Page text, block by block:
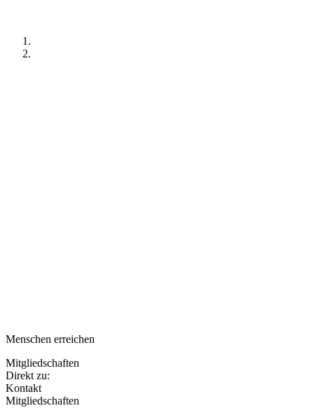
Menschen erreichen
Mitgliedschaften
Direkt zu:
Kontakt
Mitgliedschaften